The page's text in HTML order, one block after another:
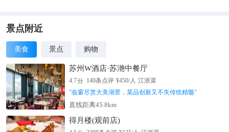
景点附近
美食 景点 购物
苏州W酒店·苏滟中餐厅
4.7分 140条点评 ¥450/人 江浙菜
"临窗尽赏大美湖景，菜品创新又不失传统精髓"
直线距离45.8km
得月楼(观前店)